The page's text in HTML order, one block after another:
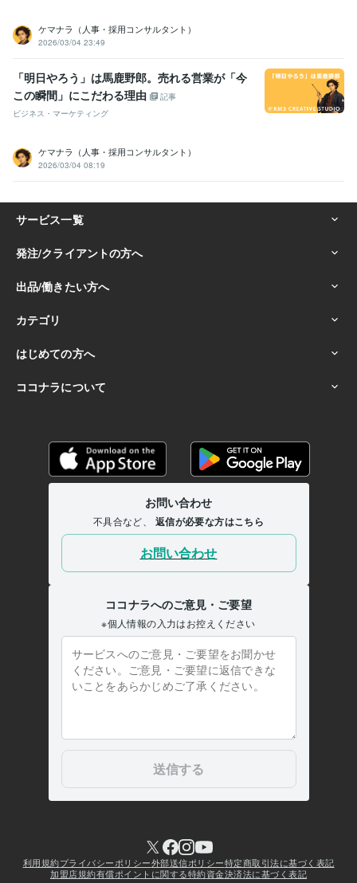
ケマナラ（人事・採用コンサルタント）
2026/03/04 23:49
「明日やろう」は馬鹿野郎。売れる営業が「今
この瞬間」にこだわる理由
記事
ビジネス・マーケティング
ケマナラ（人事・採用コンサルタント）
2026/03/04 08:19